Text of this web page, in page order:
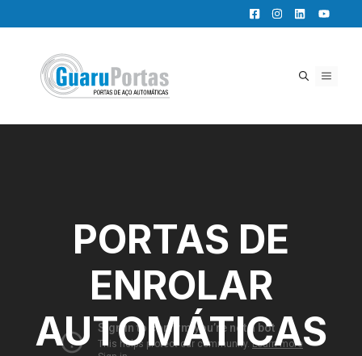
para
conteúdo
MENU
PORTAS DE
ENROLAR
AUTOMÁTICAS